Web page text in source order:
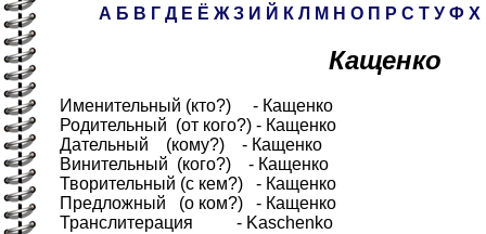
А Б В Г Д Е Ё Ж З И Й К Л М Н О П Р С Т У Ф Х
Кащенко
Именительный (кто?) - Кащенко
Родительный (от кого?) - Кащенко
Дательный (кому?) - Кащенко
Винительный (кого?) - Кащенко
Творительный (с кем?) - Кащенко
Предложный (о ком?) - Кащенко
Транслитерация - Kaschenko